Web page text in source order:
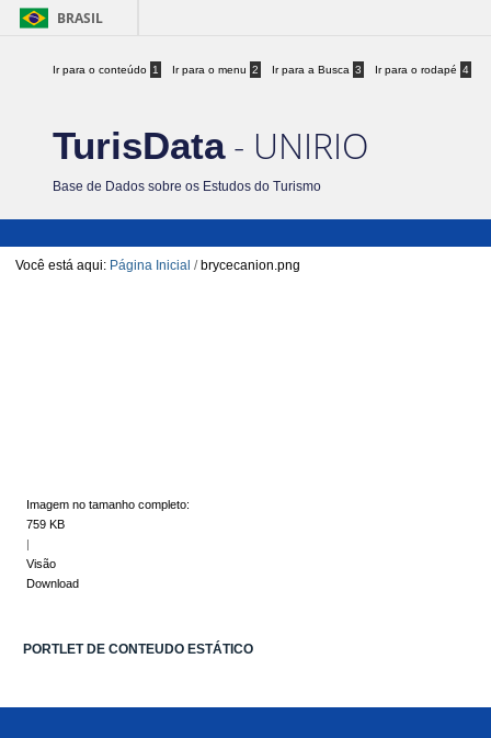
BRASIL
Ir para o conteúdo 1 Ir para o menu 2 Ir para a Busca 3 Ir para o rodapé 4
TurisData- UNIRIO
Base de Dados sobre os Estudos do Turismo
Você está aqui: Página Inicial / brycecanion.png
Imagem no tamanho completo:
759 KB
|
Visão
Download
PORTLET DE CONTEUDO ESTÁTICO